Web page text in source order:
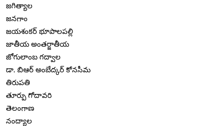
జగిత్యాల
జనగాం
జయశంకర్ భూపాలపల్లి
జాతీయ అంతర్జాతీయ
జోగులాంబ గద్వాల
డా. బిఆర్ అంబేద్కర్ కోనసీమ
తిరుపతి
తూర్పు గోదావరి
తెలంగాణ
నంద్యాల